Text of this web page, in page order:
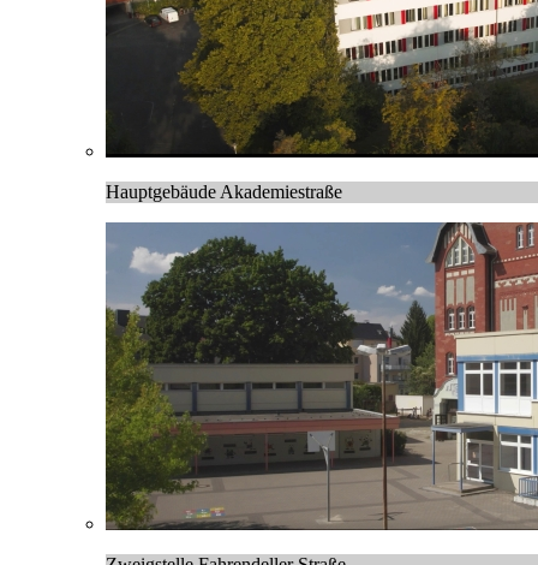
Hauptgebäude Akademiestraße